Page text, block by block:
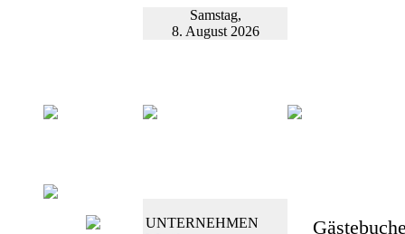
Samstag,
8. August 2026
UNTERNEHMEN